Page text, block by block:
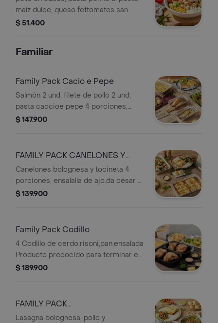
maíz dulce, queso fettomates san
marzano y aguacate; sobre variedad
$ 51.400
Familiar
Family Pack Cacio e Pepe
Salmón 2 und, filete de pollo 2 und,
pasta caccioe pepe 4 porciones,
ensalada de la casa 4 porciones,
$ 147.900
FAMILY PACK CANELONES Y
ENSALADA
Canelones bolognesa y tocineta 4
porciones, ensalalla de ajo.da césar 4
porciones, pancitos 8 und. Con
$ 139.900
Family Pack Codillo
4 Codillo de cerdo,risoni,pan,ensalada
Producto precocido para terminar en
casa(Horno,Air Frier)
$ 189.900
FAMILY PACK
LASAÑA+ENSALADA
Lasagna bolognesa, pollo y